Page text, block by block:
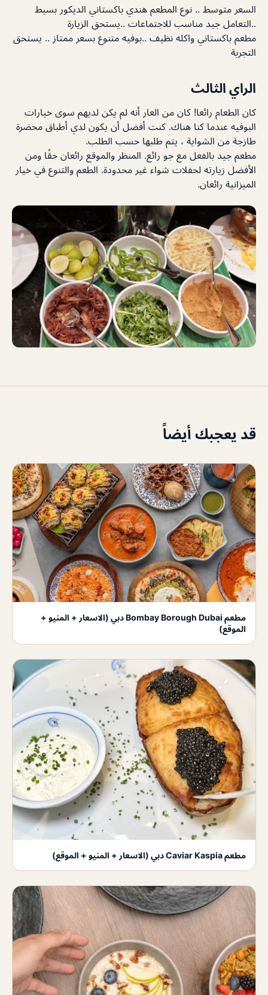
السعر متوسط .. نوع المطعم هندي باكستاني الديكور بسيط
..التعامل جيد مناسب للاجتماعات ..يستحق الزيارة
مطعم باكستاني واكله نظيف ..بوفيه متنوع بسعر ممتاز .. يستحق
التجربة
الراي الثالث
كان الطعام رائعا! كان من العار أنه لم يكن لديهم سوى خيارات
البوفيه عندما كنا هناك. كنت أفضل أن يكون لدي أطباق محضرة
طازجة من الشواية ، يتم طلبها حسب الطلب.
مطعم جيد بالفعل مع جو رائع. المنظر والموقع رائعان حقًا ومن
الأفضل زيارته لحفلات شواء غير محدودة. الطعم والتنوع في خيار
الميزانية رائعان.
قد يعجبك أيضاً
مطعم Bombay Borough Dubai دبي (الاسعار + المنيو +
الموقع)
مطعم Caviar Kaspia دبي (الاسعار + المنيو + الموقع)